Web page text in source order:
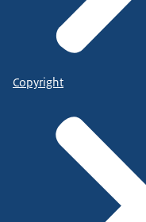
Copyright